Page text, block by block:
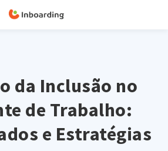
da Inclusão no
de Trabalho:
e Estratégias